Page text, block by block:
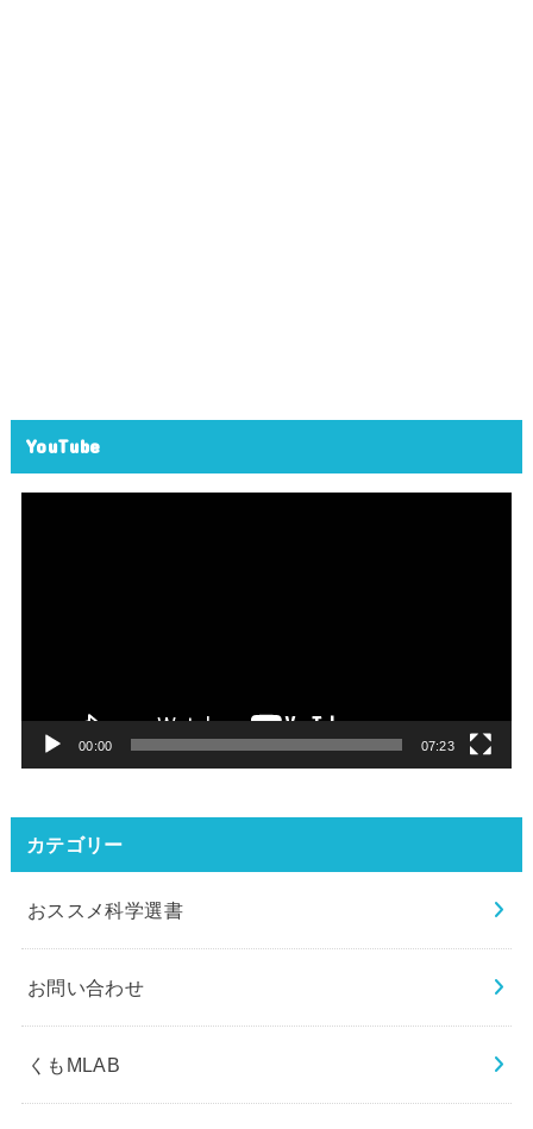
YouTube
00:00 07:23
カテゴリー
おススメ科学選書
お問い合わせ
くもMLAB